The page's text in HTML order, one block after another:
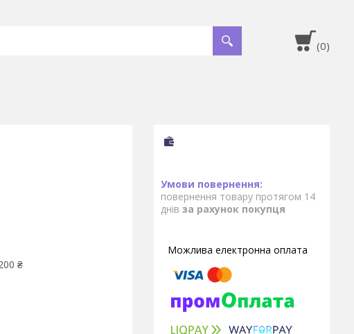
₴
повернення товару протягом 14
днів за рахунок покупця